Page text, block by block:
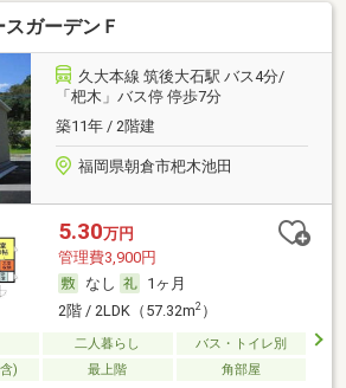
スガーデンＦ
久大本線 筑後大石駅 バス4分/
「杷木」バス停 停歩7分
築11年 / 2階建
福岡県朝倉市杷木池田
5.30万円
管理費3,900円
なし
1ヶ月
2階 / 2LDK（57.32m2）
二人暮らし
バス・トイレ別
)
最上階 角部屋